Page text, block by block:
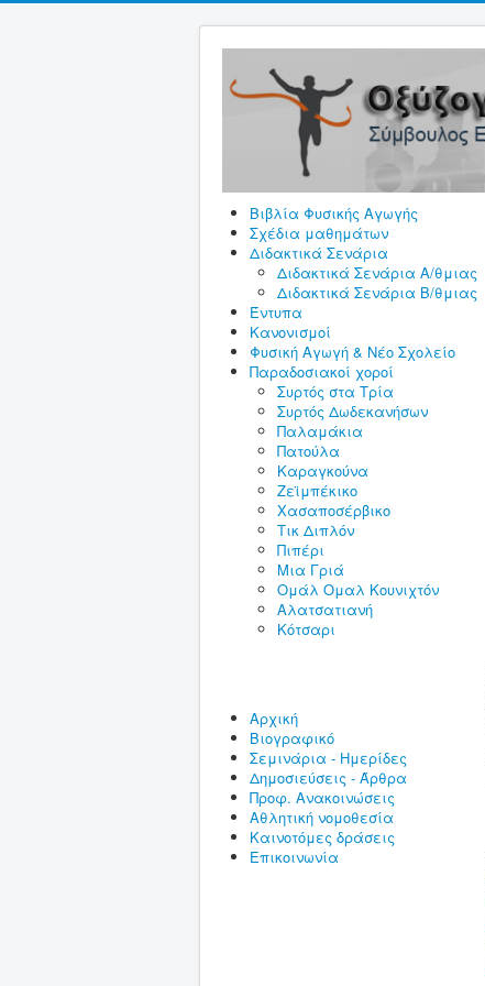
Βιβλία Φυσικής Αγωγής
Σχέδια μαθημάτων
Διδακτικά Σενάρια
Διδακτικά Σενάρια A/θμιας
Διδακτικά Σενάρια Β/θμιας
Έντυπα
Κανονισμοί
Φυσική Αγωγή & Νέο Σχολείο
Παραδοσιακοί χοροί
Συρτός στα Τρία
Συρτός Δωδεκανήσων
Παλαμάκια
Πατούλα
Καραγκούνα
Ζεϊμπέκικο
Χασαποσέρβικο
Τικ Διπλόν
Πιπέρι
Μια Γριά
Ομάλ Ομαλ Κουνιχτόν
Αλατσατιανή
Κότσαρι
Αρχική
Bιογραφικό
Σεμινάρια - Ημερίδες
Δημοσιεύσεις - Άρθρα
Προφ. Ανακοινώσεις
Αθλητική νομοθεσία
Καινοτόμες δράσεις
Eπικοινωνία